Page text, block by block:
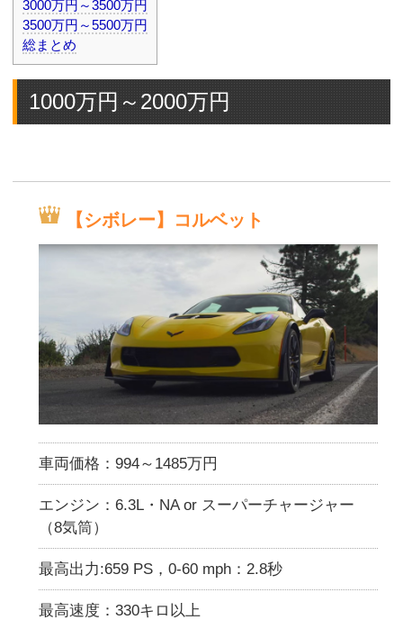
3000万円～3500万円
3500万円～5500万円
総まとめ
1000万円～2000万円
【シボレー】コルベット
車両価格：994～1485万円
エンジン：6.3L・NA or スーパーチャージャー
（8気筒）
最高出力:659 PS，0-60 mph：2.8秒
最高速度：330キロ以上